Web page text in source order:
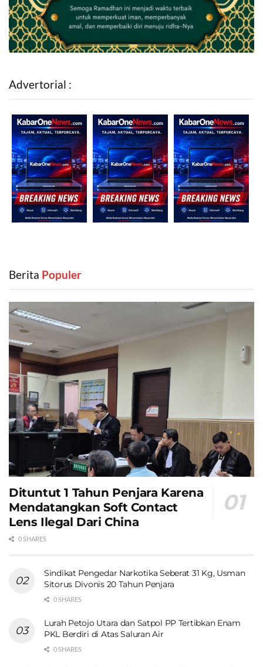
Advertorial :
Berita ‎ Populer
Dituntut 1 Tahun Penjara Karena
Mendatangkan Soft Contact
Lens Ilegal Dari China
0 SHARES
Sindikat Pengedar Narkotika Seberat 31 Kg, Usman
Sitorus Divonis 20 Tahun Penjara
0 SHARES
Lurah Petojo Utara dan Satpol PP Tertibkan Enam
PKL Berdiri di Atas Saluran Air
0 SHARES